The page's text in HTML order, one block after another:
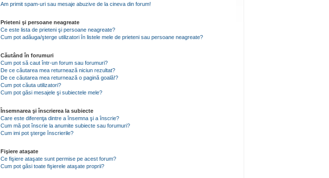
Am primit spam-uri sau mesaje abuzive de la cineva din forum!
Prieteni şi persoane neagreate
Ce este lista de prieteni şi persoane neagreate?
Cum pot adăuga/şterge utilizatori în listele mele de prieteni sau persoane neagreate?
Căutând în forumuri
Cum pot să caut într-un forum sau forumuri?
De ce căutarea mea returnează niciun rezultat?
De ce căutarea mea returnează o pagină goală!?
Cum pot căuta utilizatori?
Cum pot găsi mesajele şi subiectele mele?
Însemnarea şi înscrierea la subiecte
Care este diferenţa dintre a însemna şi a înscrie?
Cum mă pot înscrie la anumite subiecte sau forumuri?
Cum imi pot şterge înscrierile?
Fişiere ataşate
Ce fişiere ataşate sunt permise pe acest forum?
Cum pot găsi toate fişierele ataşate proprii?